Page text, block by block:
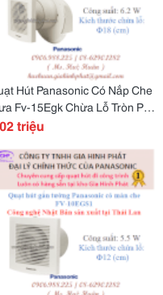
Hút Panasonic Có Nắp Che
Fv-15Egk Chừa Lỗ Tròn Phi
Alo Là Có Ngay
triệu